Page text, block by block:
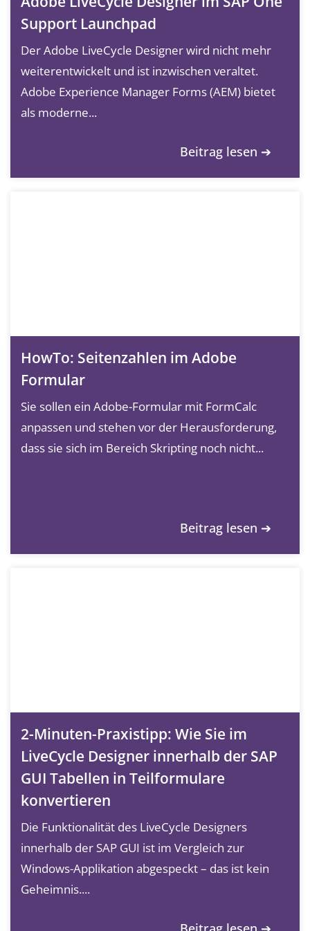
Support Launchpad
Der Adobe LiveCycle Designer wird nicht mehr
weiterentwickelt und ist inzwischen veraltet.
Adobe Experience Manager Forms (AEM) bietet
als moderne...
Beitrag lesen ➔
HowTo: Seitenzahlen im Adobe
Formular
Sie sollen ein Adobe-Formular mit FormCalc
anpassen und stehen vor der Herausforderung,
dass sie sich im Bereich Skripting noch nicht...
Beitrag lesen ➔
2-Minuten-Praxistipp: Wie Sie im
LiveCycle Designer innerhalb der SAP
GUI Tabellen in Teilformulare
konvertieren
Die Funktionalität des LiveCycle Designers
innerhalb der SAP GUI ist im Vergleich zur
Windows-Applikation abgespeckt – das ist kein
Geheimnis....